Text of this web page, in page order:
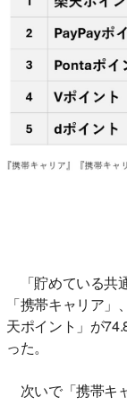
「貯めている共
「携帯キャリア
天ポイント」が
った。
次いで「携帯キ